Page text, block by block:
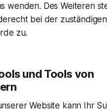
wenden. Des Weiteren
bei der zuständigen
zu.
und Tools von
Website kann Ihr